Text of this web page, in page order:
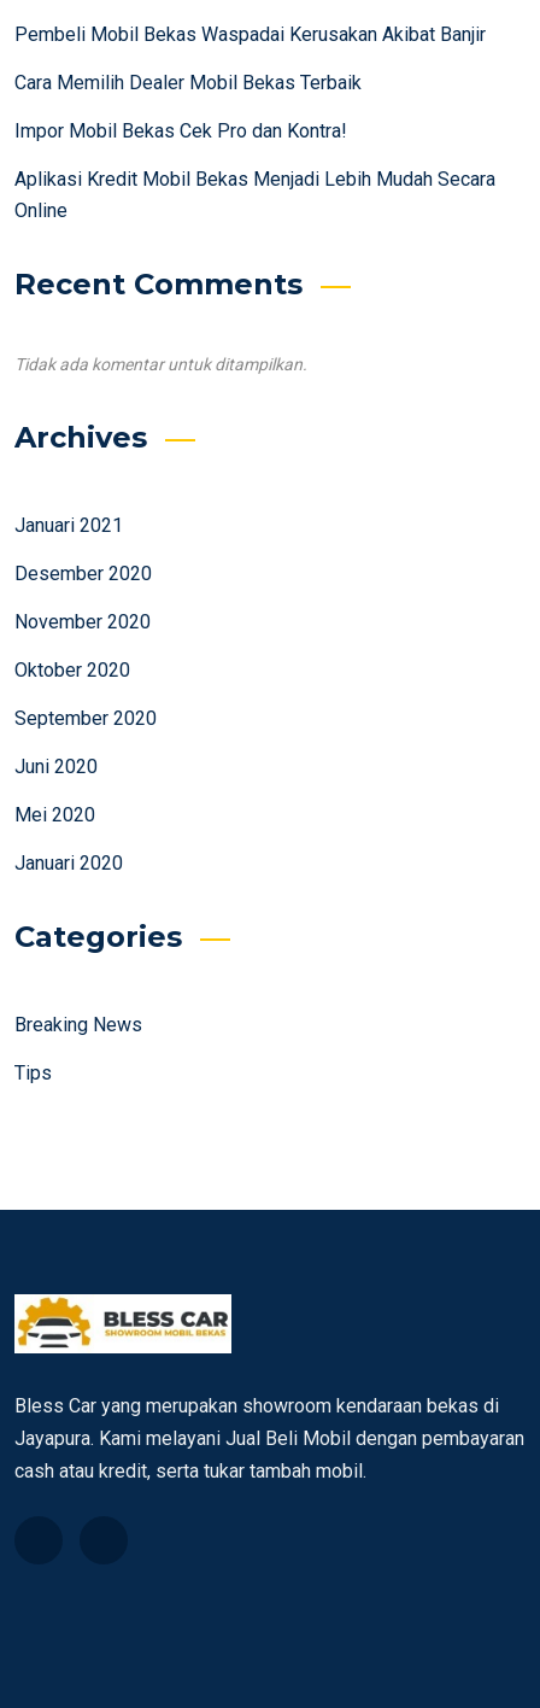
Pembeli Mobil Bekas Waspadai Kerusakan Akibat Banjir
Cara Memilih Dealer Mobil Bekas Terbaik
Impor Mobil Bekas Cek Pro dan Kontra!
Aplikasi Kredit Mobil Bekas Menjadi Lebih Mudah Secara
Online
Recent Comments
Tidak ada komentar untuk ditampilkan.
Archives
Januari 2021
Desember 2020
November 2020
Oktober 2020
September 2020
Juni 2020
Mei 2020
Januari 2020
Categories
Breaking News
Tips
Bless Car yang merupakan showroom kendaraan bekas di
Jayapura. Kami melayani Jual Beli Mobil dengan pembayaran
cash atau kredit, serta tukar tambah mobil.